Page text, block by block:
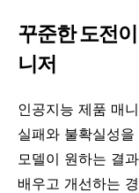
꾸준한 도전
니저
인공지능 제품 매
실패와 불확실성
모델이 원하는 결
배우고 개선하는